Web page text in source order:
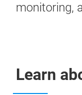
monitoring,
Learn